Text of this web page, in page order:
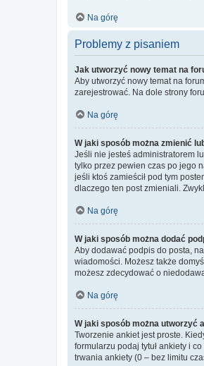
Na górę
Problemy z pisaniem
Jak utworzyć nowy temat na
Aby utworzyć nowy temat na
zarejestrować. Na dole strony
Na górę
W jaki sposób można zmienić
Jeśli nie jesteś administratorem
tylko przez pewien czas po jego
jeśli ktoś zamieścił pod tym
dlaczego ten post zmieniali.
Na górę
W jaki sposób można dodać
Aby dodawać podpis do posta,
wiadomości. Możesz także
możesz zdecydować o
Na górę
W jaki sposób można utworzyć
Tworzenie ankiet jest proste.
formularzu podaj tytuł ankiety i
trwania ankiety (0 – bez limitu